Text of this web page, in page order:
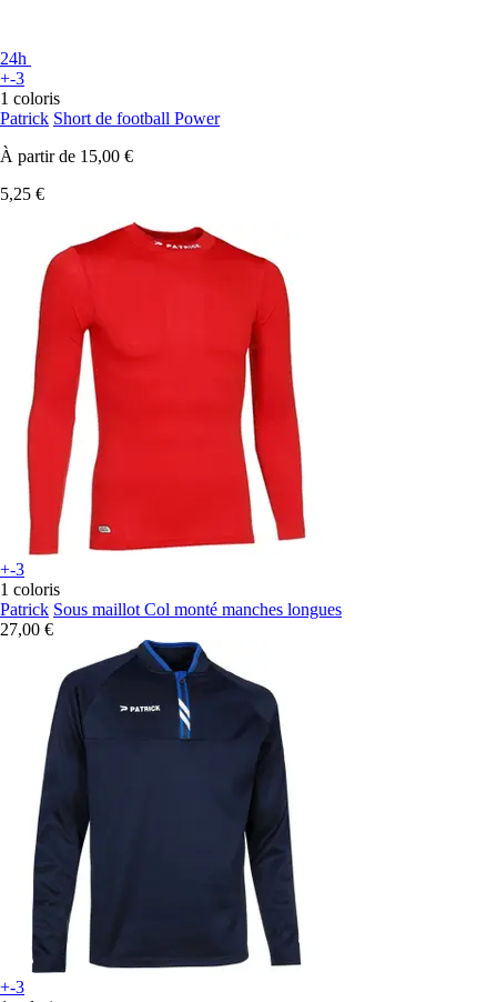
24h
+-3
1 coloris
Patrick Short de football Power
À partir de 15,00 €
5,25 €
+-3
1 coloris
Patrick Sous maillot Col monté manches longues
27,00 €
+-3